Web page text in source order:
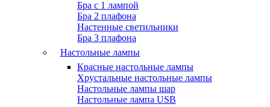
Бра с 1 лампой
Бра 2 плафона
Настенные светильники
Бра 3 плафона
Настольные лампы
Красные настольные лампы
Хрустальные настольные лампы
Настольные лампы шар
Настольные лампа USB